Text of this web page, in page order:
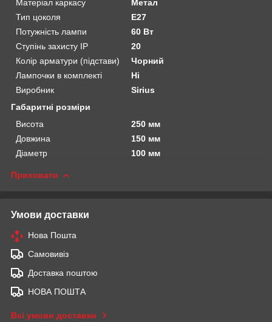
Матеріал каркасу
Метал
Тип цоколя
E27
Потужність лампи
60 Вт
Ступінь захисту IP
20
Колір арматури (підстави)
Чорний
Лампочки в комплекті
Ні
Виробник
Sirius
Габаритні розміри
Висота
250 мм
Довжина
150 мм
Діаметр
100 мм
Приховати
Умови доставки
Нова Пошта
Самовивіз
Доставка поштою
НОВА ПОШТА
Всі умови доставки